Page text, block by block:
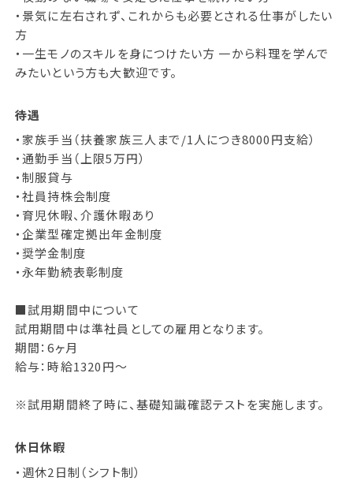
・景気に左右されず、これからも必要とされる仕事がしたい
方
・一生モノのスキルを身につけたい方 一から料理を学んで
みたいという方も大歓迎です。
待遇
・家族手当（扶養家族三人まで/1人につき8000円支給）
・通勤手当（上限5万円）
・制服貸与
・社員持株会制度
・育児休暇、介護休暇あり
・企業型確定拠出年金制度
・奨学金制度
・永年勤続表彰制度
■試用期間中について
試用期間中は準社員としての雇用となります。
期間：6ヶ月
給与：時給1320円～
※試用期間終了時に、基礎知識確認テストを実施します。
休日休暇
・週休2日制（シフト制）